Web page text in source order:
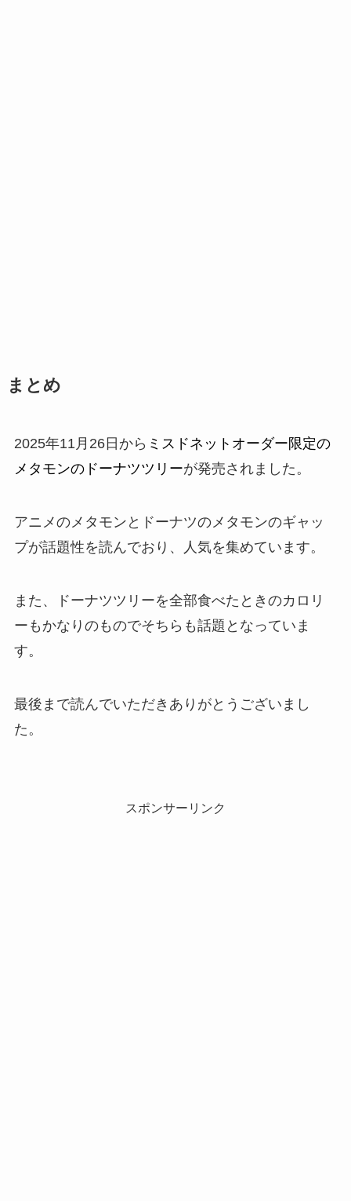
まとめ
2025年11月26日から ミスドネットオーダー限定の
メタモンのドーナツツリーが発売されました。
アニメのメタモンとドーナツのメタモンのギャッ
プが話題性を読んでおり、人気を集めています。
また、ドーナツツリーを全部食べたときのカロリ
ーもかなりのものでそちらも話題となっていま
す。
最後まで読んでいただきありがとうございまし
た。
スポンサーリンク